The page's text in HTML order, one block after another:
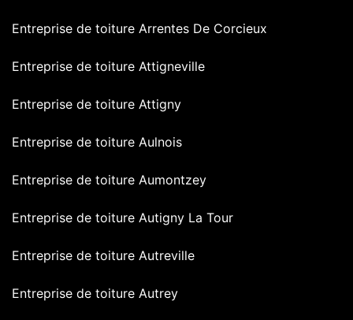
Entreprise de toiture Arrentes De Corcieux
Entreprise de toiture Attigneville
Entreprise de toiture Attigny
Entreprise de toiture Aulnois
Entreprise de toiture Aumontzey
Entreprise de toiture Autigny La Tour
Entreprise de toiture Autreville
Entreprise de toiture Autrey